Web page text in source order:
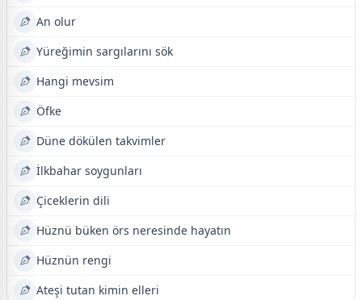
An olur
Yüreğimin sargılarını sök
Hangi mevsim
Öfke
Düne dökülen takvimler
İlkbahar soygunları
Çiceklerin dili
Hüznü büken örs neresinde hayatın
Hüznün rengi
Ateşi tutan kimin elleri